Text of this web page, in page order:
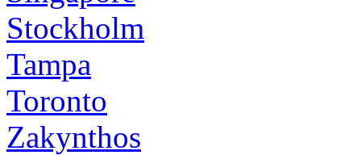
Stockholm
Tampa
Toronto
Zakynthos